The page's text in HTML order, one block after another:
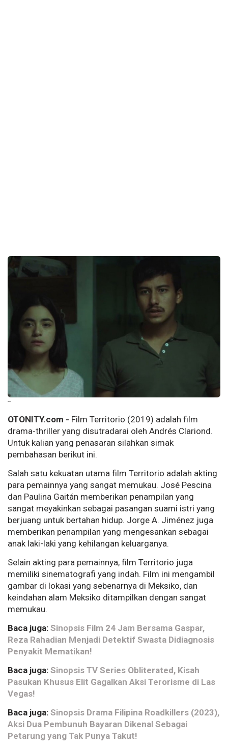
--
OTONITY.com - Film Territorio (2019) adalah film
drama-thriller yang disutradarai oleh Andrés Clariond.
Untuk kalian yang penasaran silahkan simak
pembahasan berikut ini.
Salah satu kekuatan utama film Territorio adalah akting
para pemainnya yang sangat memukau. José Pescina
dan Paulina Gaitán memberikan penampilan yang
sangat meyakinkan sebagai pasangan suami istri yang
berjuang untuk bertahan hidup. Jorge A. Jiménez juga
memberikan penampilan yang mengesankan sebagai
anak laki-laki yang kehilangan keluarganya.
Selain akting para pemainnya, film Territorio juga
memiliki sinematografi yang indah. Film ini mengambil
gambar di lokasi yang sebenarnya di Meksiko, dan
keindahan alam Meksiko ditampilkan dengan sangat
memukau.
Baca juga: Sinopsis Film 24 Jam Bersama Gaspar,
Reza Rahadian Menjadi Detektif Swasta Didiagnosis
Penyakit Mematikan!
Baca juga: Sinopsis TV Series Obliterated, Kisah
Pasukan Khusus Elit Gagalkan Aksi Terorisme di Las
Vegas!
Baca juga: Sinopsis Drama Filipina Roadkillers (2023),
Aksi Dua Pembunuh Bayaran Dikenal Sebagai
Petarung yang Tak Punya Takut!